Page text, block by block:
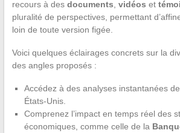
recours à des documents vidéos et
pluralité de perspectives, permettant
loin de toute version figée.
Voici quelques éclairages concrets sur la
des angles proposés :
Accédez à des analyses instantanées
États-Unis.
Comprenez l’impact en temps réel des
économiques, comme celle de la